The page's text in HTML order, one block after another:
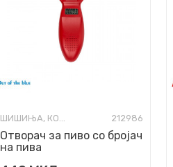
ШИШИЊА, КОЛБИ И ОТВАРАЧИ 212986
Отворач за пиво со бројач
на пива